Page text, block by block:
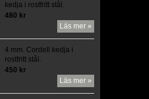
kedja i rostfritt stål.
480 kr
Läs mer »
4 mm. Cordell kedja i
rostfritt stål.
450 kr
Läs mer »